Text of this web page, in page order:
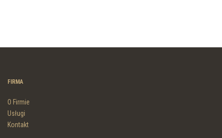
FIRMA
O Firmie
Usługi
Kontakt